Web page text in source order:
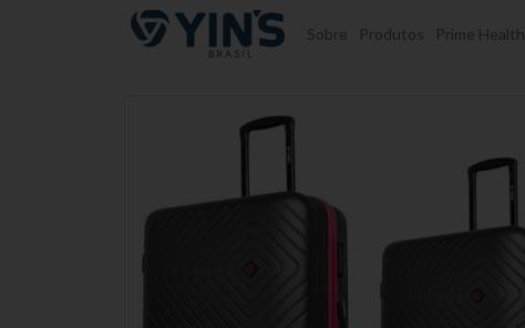
Pular para o conteúdo Sobre Produtos Prime Health